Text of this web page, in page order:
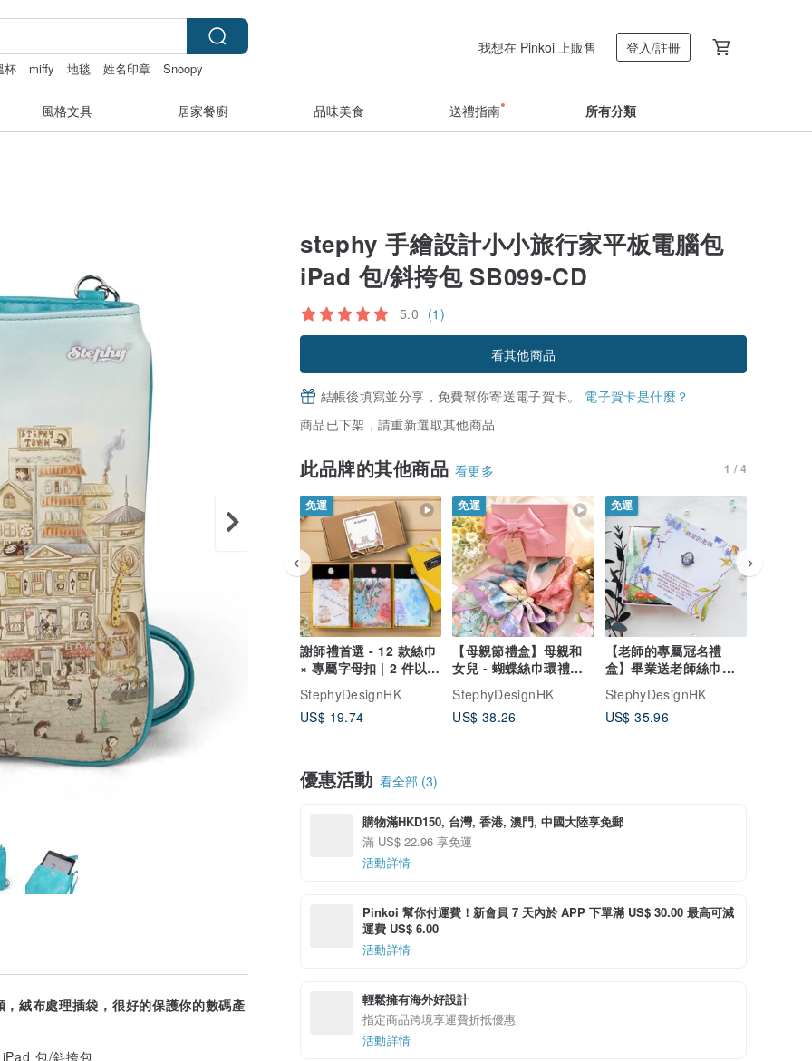
杯 miffy 地毯 姓名印章 Snoopy
我想在 Pinkoi 上販售 登入/註冊
風格文具 居家餐廚 品味美食 送禮指南 所有分類
stephy 手繪設計小小旅行家平板電腦包
iPad 包/斜挎包 SB099-CD
5.0 (1)
看其他商品
結帳後填寫並分享，免費幫你寄送電子賀卡。 電子賀卡是什麼？
商品已下架，請重新選取其他商品
此品牌的其他商品 看更多 1 / 4
免運
謝師禮首選 - 12 款絲巾
× 專屬字母扣 | 2 件以上
StephyDesignHK
US$ 19.74
免運
【母親節禮盒】母親和
女兒 - 蝴蝶絲巾環禮盒
StephyDesignHK
US$ 38.26
免運
【老師的專屬冠名禮
盒】畢業送老師絲巾配
StephyDesignHK
US$ 35.96
優惠活動 看全部 (3)
購物滿HKD150, 台灣, 香港, 澳門, 中國大陸享免郵
滿 US$ 22.96 享免運
活動詳情
Pinkoi 幫你付運費！新會員 7 天內於 APP 下單滿 US$ 30.00 最高可減
運費 US$ 6.00
活動詳情
輕鬆擁有海外好設計
指定商品跨境享運費折抵優惠
活動詳情
絨布處理插袋，很好的保護你的數碼產
包/斜挎包